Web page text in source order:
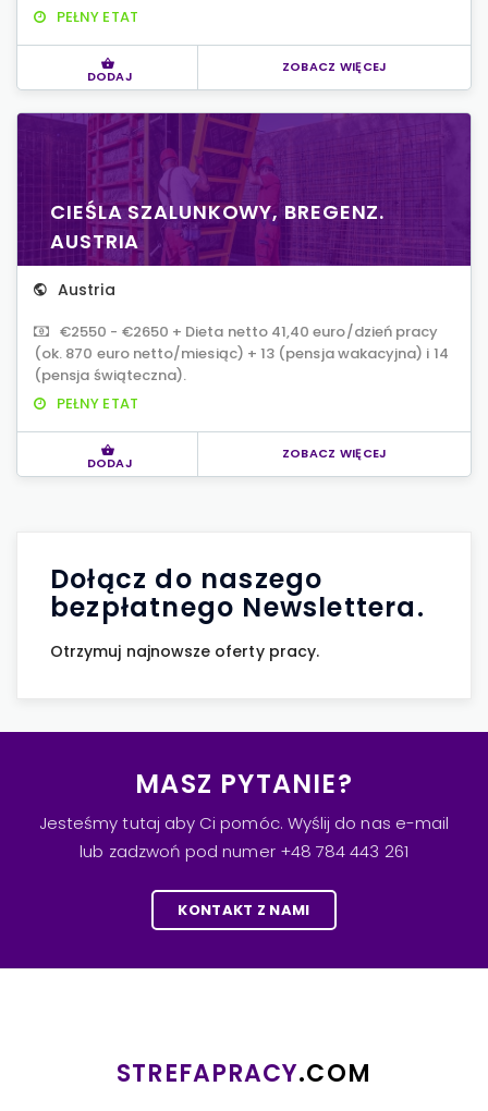
PEŁNY ETAT
DODAJ
ZOBACZ WIĘCEJ
CIEŚLA SZALUNKOWY, BREGENZ.
AUSTRIA
Austria
€2550 - €2650 + Dieta netto 41,40 euro/dzień pracy
(ok. 870 euro netto/miesiąc) + 13 (pensja wakacyjna) i 14
(pensja świąteczna).
PEŁNY ETAT
DODAJ
ZOBACZ WIĘCEJ
Dołącz do naszego
bezpłatnego Newslettera.
Otrzymuj najnowsze oferty pracy.
MASZ PYTANIE?
Jesteśmy tutaj aby Ci pomóc. Wyślij do nas e-mail
lub zadzwoń pod numer +48 784 443 261
KONTAKT Z NAMI
STREFAPRACY.COM